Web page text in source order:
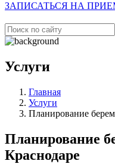
ЗАПИСАТЬСЯ НА
Услуги
Главная
Услуги
Планирование
Планирование
Краснодаре